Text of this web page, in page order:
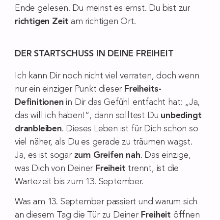
Ende gelesen. Du meinst es ernst. Du bist zur
richtigen Zeit am richtigen Ort.
DER STARTSCHUSS IN DEINE FREIHEIT
Ich kann Dir noch nicht viel verraten, doch wenn
nur ein einziger Punkt dieser Freiheits-
Definitionen in Dir das Gefühl entfacht hat: „Ja,
das will ich haben!“, dann solltest Du unbedingt
dranbleiben. Dieses Leben ist für Dich schon so
viel näher, als Du es gerade zu träumen wagst.
Ja, es ist sogarzum Greifen nah. Das einzige,
was Dich von Deiner Freiheit trennt, ist die
Wartezeit bis zum 13. September.
Was am 13. September passiert und warum sich
an diesem Tag die Tür zu Deiner Freiheit öffnen